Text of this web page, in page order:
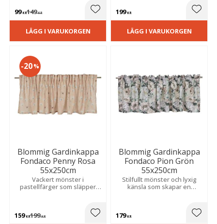
mjuk, ombonad känsla.
99KR149KR Lägg till i favoriter
LÄGG I VARUKORGEN
199KR
LÄGG I VARUKORGEN
Blommig Gardinkappa
Fondaco Penny Rosa
55x250cm
Vackert mönster i
pastellfärger som släpper
vardagsrum.
159KR199KR
20%
Lägg till i favoriter
Blommig Gardinkappa
Fondaco Pion Grön
55x250cm
Stilfullt mönster och lyxig
känsla som skapar en
179KR